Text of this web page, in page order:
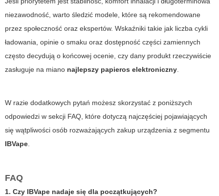
niezawodność, warto śledzić modele, które są rekomendowane
przez społeczność oraz ekspertów. Wskaźniki takie jak liczba cykli
ładowania, opinie o smaku oraz dostępność części zamiennych
często decydują o końcowej ocenie, czy dany produkt rzeczywiście
zasługuje na miano najlepszy papieros elektroniczny
W razie dodatkowych pytań możesz skorzystać z poniższych
odpowiedzi w sekcji FAQ, które dotyczą najczęściej pojawiających
się wątpliwości osób rozważających zakup urządzenia z segmentu
IBVape
FAQ
1. Czy IBVape nadaje się dla początkujących?